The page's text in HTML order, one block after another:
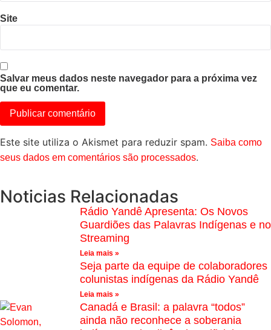
Site
Salvar meus dados neste navegador para a próxima vez
que eu comentar.
Este site utiliza o Akismet para reduzir spam. Saiba como
seus dados em comentários são processados.
Noticias Relacionadas
Rádio Yandê Apresenta: Os Novos
Guardiões das Palavras Indígenas e no
Streaming
Leia mais »
Seja parte da equipe de colaboradores
colunistas indígenas da Rádio Yandê
Leia mais »
Canadá e Brasil: a palavra “todos”
ainda não reconhece a soberania